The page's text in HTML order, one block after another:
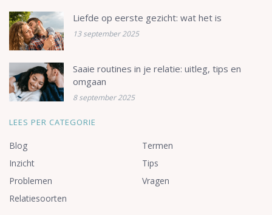
Liefde op eerste gezicht: wat het is
13 september 2025
Saaie routines in je relatie: uitleg, tips en
omgaan
8 september 2025
LEES PER CATEGORIE
Blog
Inzicht
Problemen
Relatiesoorten
Termen
Tips
Vragen